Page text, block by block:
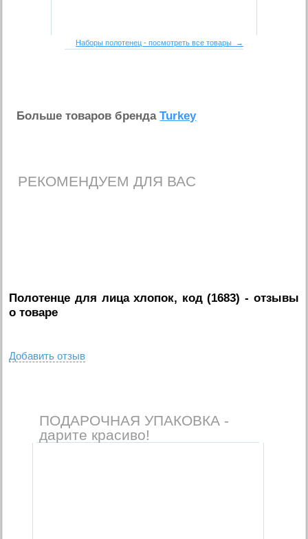
Наборы полотенец - посмотреть все товары →
Больше товаров брендаTurkey
РЕКОМЕНДУЕМ ДЛЯ ВАС
Полотенце для лица хлопок, код (1683) - отзывы
о товаре
Добавить отзыв
ПОДАРОЧНАЯ УПАКОВКА -
дарите красиво!